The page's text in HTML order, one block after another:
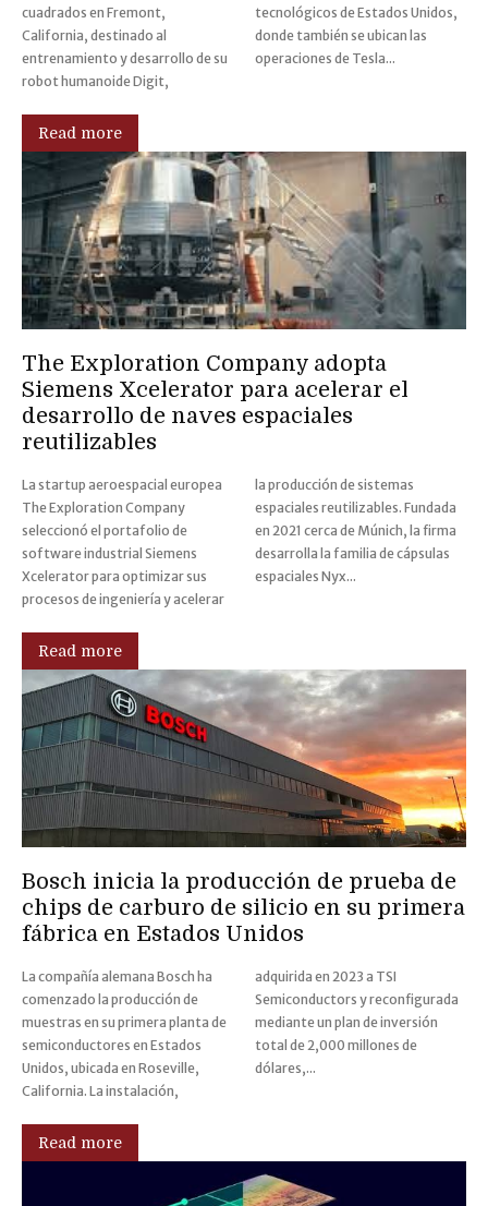
cuadrados en Fremont,
California, destinado al
entrenamiento y desarrollo de su
robot humanoide Digit,
tecnológicos de Estados Unidos,
donde también se ubican las
operaciones de Tesla...
Read more
The Exploration Company adopta
Siemens Xcelerator para acelerar el
desarrollo de naves espaciales
reutilizables
La startup aeroespacial europea
The Exploration Company
seleccionó el portafolio de
software industrial Siemens
Xcelerator para optimizar sus
procesos de ingeniería y acelerar
la producción de sistemas
espaciales reutilizables. Fundada
en 2021 cerca de Múnich, la firma
desarrolla la familia de cápsulas
espaciales Nyx...
Read more
Bosch inicia la producción de prueba de
chips de carburo de silicio en su primera
fábrica en Estados Unidos
La compañía alemana Bosch ha
comenzado la producción de
muestras en su primera planta de
semiconductores en Estados
Unidos, ubicada en Roseville,
California. La instalación,
adquirida en 2023 a TSI
Semiconductors y reconfigurada
mediante un plan de inversión
total de 2,000 millones de
dólares,...
Read more